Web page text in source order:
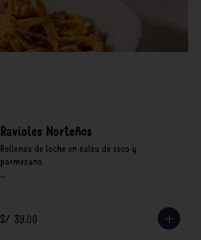
Ravioles Norteños
Rellenos de loche en salsa de seco y
parmesano.
consumo.
S/ 39.00